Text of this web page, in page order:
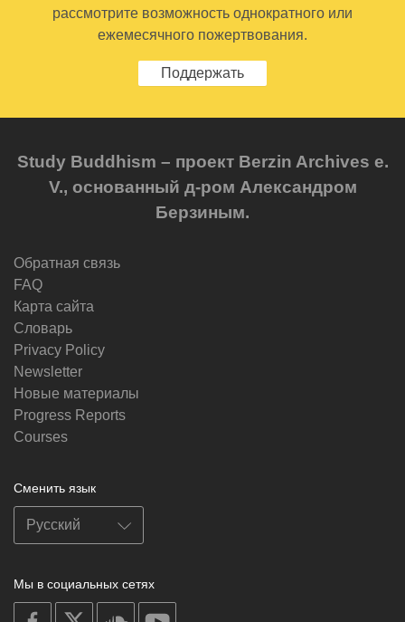
рассмотрите возможность однократного или
ежемесячного пожертвования.
Поддержать
Study Buddhism – проект Berzin Archives e.
V., основанный д-ром Александром
Берзиным.
Обратная связь
FAQ
Карта сайта
Словарь
Privacy Policy
Newsletter
Новые материалы
Progress Reports
Courses
Сменить язык
Мы в социальных сетях
on